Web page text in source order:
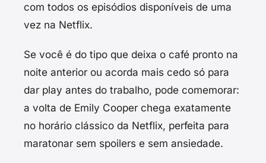
com todos os episódios disponíveis de uma
vez na Netflix.
Se você é do tipo que deixa o café pronto na
noite anterior ou acorda mais cedo só para
dar play antes do trabalho, pode comemorar:
a volta de Emily Cooper chega exatamente
no horário clássico da Netflix, perfeita para
maratonar sem spoilers e sem ansiedade.